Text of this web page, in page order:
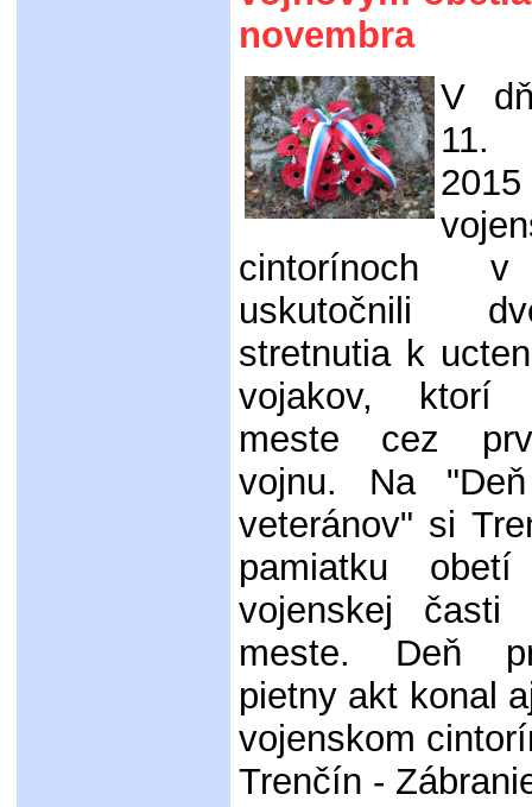
novembra
V
11.
cintorínoch v
uskutočnili
stretnutia k
vojakov, ktorí
meste cez
vojnu. Na
veteránov" si
pamiatku
vojenskej časti
meste. Deň
pietny akt konal
vojenskom
Trenčín -